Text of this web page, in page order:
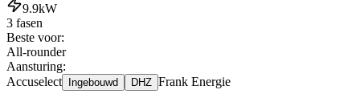
9.9kW
3 fasen
Beste voor:
All-rounder
Aansturing:
Accuselect
Ingebouwd DHZ Frank Energie